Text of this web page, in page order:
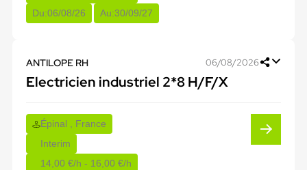
Du:06/08/26 Au:30/09/27
ANTILOPE RH 06/08/2026
Electricien industriel 2*8 H/F/X
Épinal , France
Interim
14,00 €/h - 16,00 €/h